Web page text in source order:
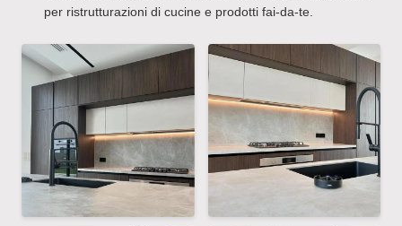
per ristrutturazioni di cucine e prodotti fai-da-te.